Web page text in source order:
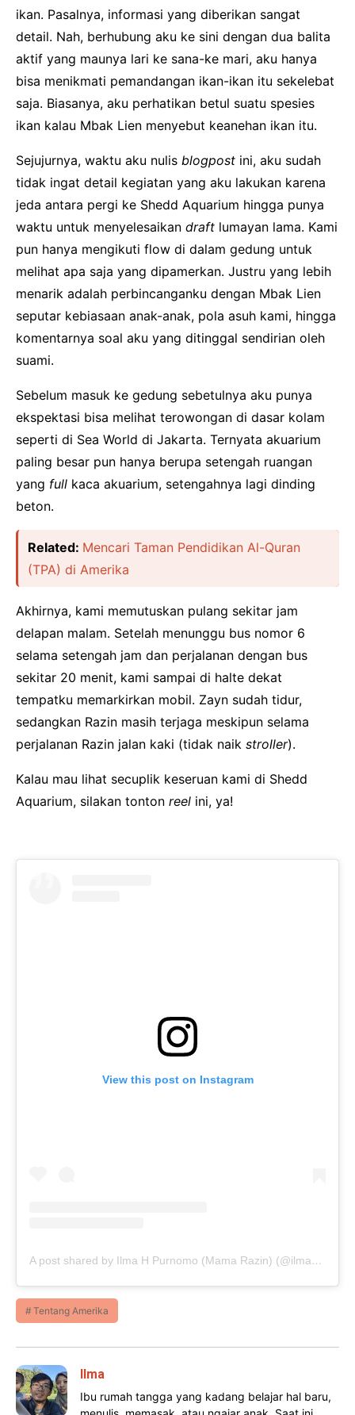
ikan. Pasalnya, informasi yang diberikan sangat
detail. Nah, berhubung aku ke sini dengan dua balita
aktif yang maunya lari ke sana-ke mari, aku hanya
bisa menikmati pemandangan ikan-ikan itu sekelebat
saja. Biasanya, aku perhatikan betul suatu spesies
ikan kalau Mbak Lien menyebut keanehan ikan itu.
Sejujurnya, waktu aku nulis blogpost ini, aku sudah
tidak ingat detail kegiatan yang aku lakukan karena
jeda antara pergi ke Shedd Aquarium hingga punya
waktu untuk menyelesaikan draft lumayan lama. Kami
pun hanya mengikuti flow di dalam gedung untuk
melihat apa saja yang dipamerkan. Justru yang lebih
menarik adalah perbincanganku dengan Mbak Lien
seputar kebiasaan anak-anak, pola asuh kami, hingga
komentarnya soal aku yang ditinggal sendirian oleh
suami.
Sebelum masuk ke gedung sebetulnya aku punya
ekspektasi bisa melihat terowongan di dasar kolam
seperti di Sea World di Jakarta. Ternyata akuarium
paling besar pun hanya berupa setengah ruangan
yang full kaca akuarium, setengahnya lagi dinding
beton.
Related: Mencari Taman Pendidikan Al-Quran
(TPA) di Amerika
Akhirnya, kami memutuskan pulang sekitar jam
delapan malam. Setelah menunggu bus nomor 6
selama setengah jam dan perjalanan dengan bus
sekitar 20 menit, kami sampai di halte dekat
tempatku memarkirkan mobil. Zayn sudah tidur,
sedangkan Razin masih terjaga meskipun selama
perjalanan Razin jalan kaki (tidak naik stroller).
Kalau mau lihat secuplik keseruan kami di Shedd
Aquarium, silakan tonton reel ini, ya!
View this post on Instagram
A post shared by Ilma H Purnomo (Mama Razin) (@ilmapurnomo)
Tentang Amerika
Ilma
Ibu rumah tangga yang kadang belajar hal baru,